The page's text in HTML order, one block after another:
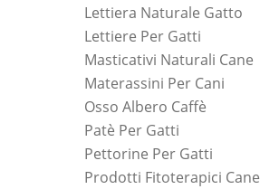
Lettiera Naturale Gatto
Lettiere Per Gatti
Masticativi Naturali Cane
Materassini Per Cani
Osso Albero Caffè
Patè Per Gatti
Pettorine Per Gatti
Prodotti Fitoterapici Cane